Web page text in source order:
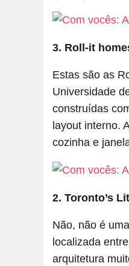
3. Roll-it
Estas são as
Universidade
construídas
layout interno.
cozinha e
2. Toronto’s
Não, não é
localizada
arquitetura